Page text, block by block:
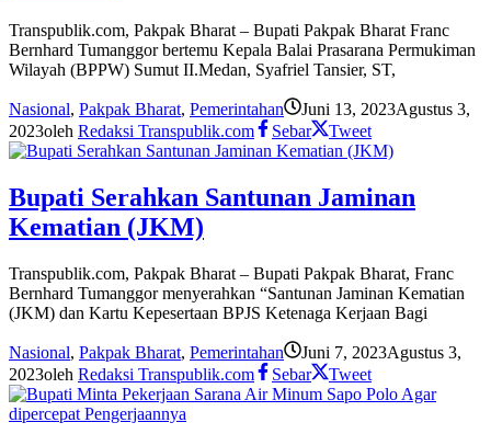
Transpublik.com, Pakpak Bharat – Bupati Pakpak Bharat Franc
Bernhard Tumanggor bertemu Kepala Balai Prasarana Permukiman
Wilayah (BPPW) Sumut II.Medan, Syafriel Tansier, ST,
Nasional, Pakpak Bharat, Pemerintahan Juni 13, 2023Agustus 3,
2023oleh Redaksi Transpublik.com Sebar Tweet
Bupati Serahkan Santunan Jaminan
Kematian (JKM)
Transpublik.com, Pakpak Bharat – Bupati Pakpak Bharat, Franc
Bernhard Tumanggor menyerahkan “Santunan Jaminan Kematian
(JKM) dan Kartu Kepesertaan BPJS Ketenaga Kerjaan Bagi
Nasional, Pakpak Bharat, Pemerintahan Juni 7, 2023Agustus 3,
2023oleh Redaksi Transpublik.com Sebar Tweet